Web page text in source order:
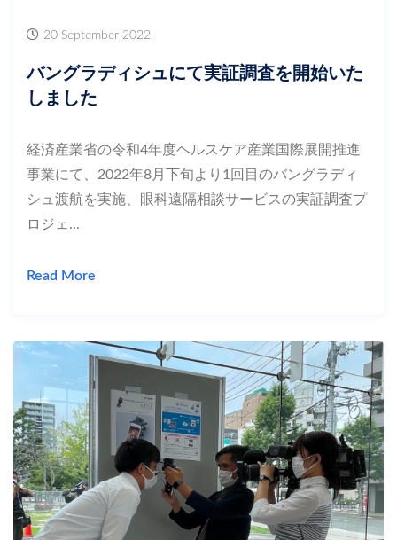
20 September 2022
バングラディシュにて実証調査を開始いた
しました
経済産業省の令和4年度ヘルスケア産業国際展開推進
事業にて、2022年8月下旬より1回目のバングラディ
シュ渡航を実施、眼科遠隔相談サービスの実証調査プ
ロジェ...
Read More